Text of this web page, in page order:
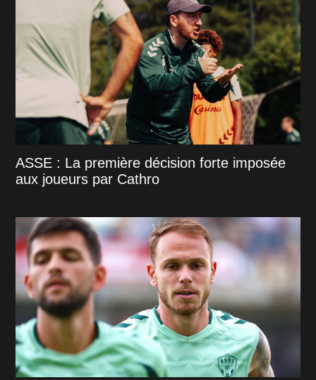
ASSE : La première décision forte imposée
aux joueurs par Cathro